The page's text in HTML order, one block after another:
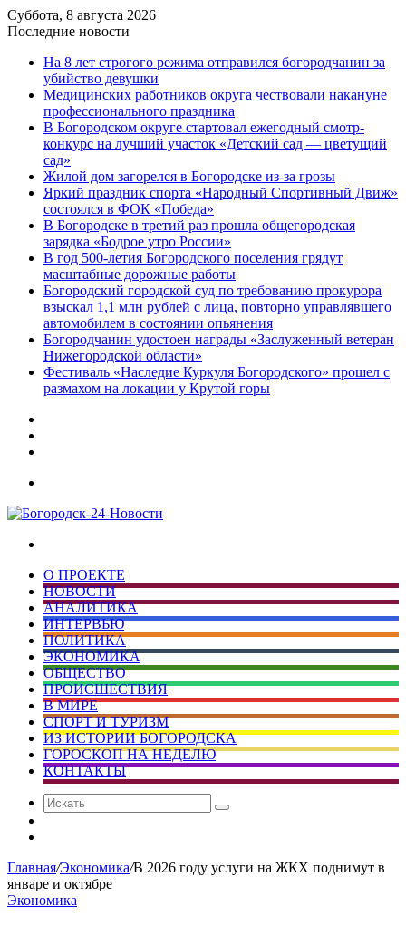
Суббота, 8 августа 2026
Последние новости
На 8 лет строгого режима отправился богородчанин за
убийство девушки
Медицинских работников округа чествовали накануне
профессионального праздника
В Богородском округе стартовал ежегодный смотр-
конкурс на лучший участок «Детский сад — цветущий
сад»
Жилой дом загорелся в Богородске из-за грозы
Яркий праздник спорта «Народный Спортивный Движ»
состоялся в ФОК «Победа»
В Богородске в третий раз прошла общегородская
зарядка «Бодрое утро России»
В год 500-летия Богородского поселения грядут
масштабные дорожные работы
️Богородский городской суд по требованию прокурора
взыскал 1,1 млн рублей с лица, повторно управлявшего
автомобилем в состоянии опьянения
Богородчанин удостоен награды «Заслуженный ветеран
Нижегородской области»
Фестиваль «Наследие Куркуля Богородского» прошел с
размахом на локации у Крутой горы
О ПРОЕКТЕ
НОВОСТИ
АНАЛИТИКА
ИНТЕРВЬЮ
ПОЛИТИКА
ЭКОНОМИКА
ОБЩЕСТВО
ПРОИСШЕСТВИЯ
В МИРЕ
СПОРТ И ТУРИЗМ
ИЗ ИСТОРИИ БОГОРОДСКА
ГОРОСКОП НА НЕДЕЛЮ
КОНТАКТЫ
Искать
Главная/Экономика/В 2026 году услуги на ЖКХ поднимут в
январе и октябре
Экономика